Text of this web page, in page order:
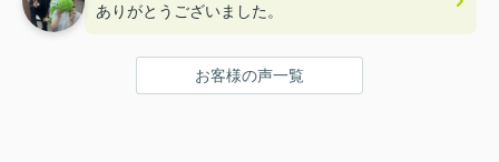
ありがとうございました。
お客様の声一覧